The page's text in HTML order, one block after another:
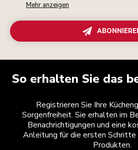
Mehr anzeigen
So erhalten Sie das
Registrieren Sie Ihre
Sorgenfreiheit. Sie erhalten im
Benachrichtigungen und eine
Anleitung für die ersten
Produkten.